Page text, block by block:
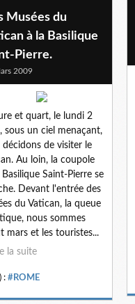
Musées du
à la Basilique
Pierre.
2009
et quart, le lundi 2
sous un ciel menaçant,
décidons de visiter le
Au loin, la coupole
Basilique Saint-Pierre se
Devant l'entrée des
du Vatican, la queue
nous sommes
mars et les touristes...
la suite
: #ROME